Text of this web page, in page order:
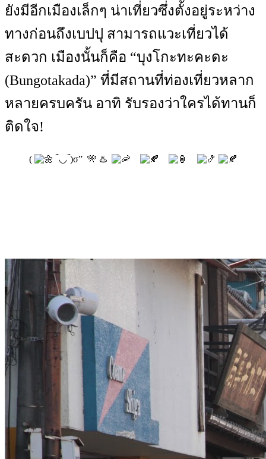
ยังมีอีกเมืองเล็กๆ น่าเที่ยวซึ่งตั้งอยู่ระหว่าง
ทางก่อนถึงเบปปุ สามารถแวะเที่ยวได้
สะดวก เมืองนั้นก็คือ “บุงโกะทะคะดะ
(Bungotakada)” ที่มีสถานที่ท่องเที่ยวหลาก
หลายครบครัน อาทิ รับรองว่าใครได้ทานก็
ติดใจ!
( ‾̀◡‾́)σ” 🎌 ♨️